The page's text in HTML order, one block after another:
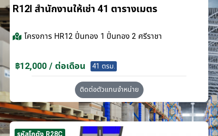
R12I สำนักงานให้เช่า 41 ตารางเมตร
โครงการ HR12 ปิ่นทอง 1 ปิ่นทอง 2 ศรีราชา
฿12,000 / ต่อเดือน 41 ตรม.
ติดต่อตัวแทนจำหน่าย